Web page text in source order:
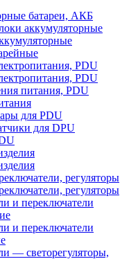
батареи, АКБ
аккумуляторные
PDU
PDU
питания, PDU
для PDU
для DPU
регуляторы
регуляторы
и переключатели
и переключатели
— светорегуляторы,